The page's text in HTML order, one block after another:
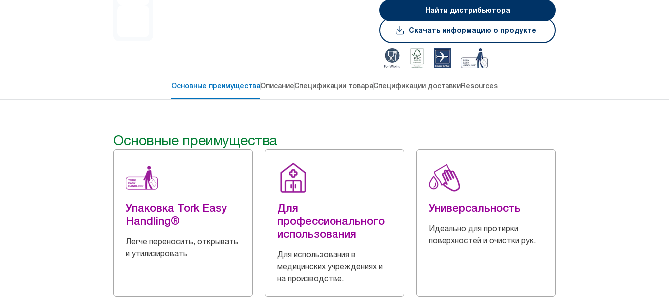
Найти дистрибьютора
Скачать информацию о продукте
Основные преимуществаОписаниеСпецификации товараСпецификации доставкиResources
Основные преимущества
Упаковка Tork Easy
Handling®
Легче переносить, открывать
и утилизировать
Для
профессионального
использования
Для использования в
медицинских учреждениях и
на производстве.
Универсальность
Идеально для протирки
поверхностей и очистки рук.